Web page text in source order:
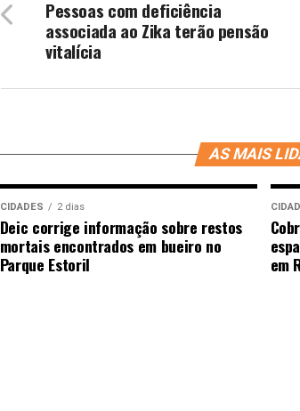
Pessoas com deficiência
associada ao Zika terão pensão
vitalícia
AS MAIS
CIDADES 2 dias
Deic corrige informação sobre restos
mortais encontrados em bueiro no
Parque Estoril
em